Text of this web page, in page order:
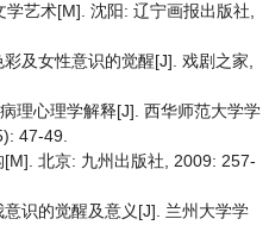
艺术[M]. 沈阳: 辽宁画报出版社,
及女性意识的觉醒[J]. 戏剧之家,
理心理学解释[J]. 西华师范大学学
47-49.
北京: 九州出版社, 2009: 257-
识的觉醒及意义[J]. 兰州大学学